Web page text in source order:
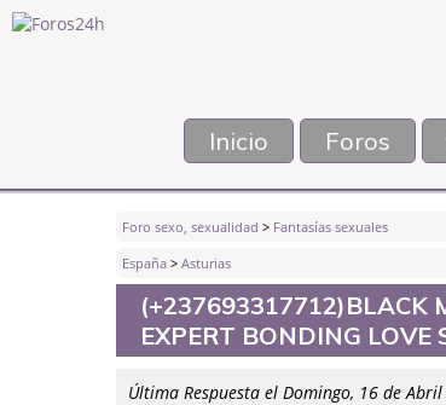
Inicio Foros
Foro sexo, sexualidad > Fantasías sexuales
España > Asturias
(+237693317712)BLACK
EXPERT BONDING
Última Respuesta el Domingo, 16 de